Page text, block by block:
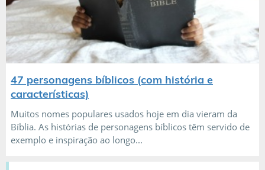
47 personagens bíblicos (com história e
características)
Muitos nomes populares usados hoje em dia vieram da
Bíblia. As histórias de personagens bíblicos têm servido de
exemplo e inspiração ao longo...